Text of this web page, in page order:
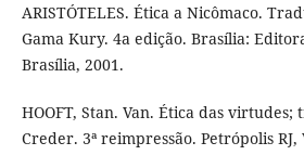
ARISTÓTELES. Ética a Nicômaco.
Gama Kury. 4a edição. Brasília:
Brasília, 2001.
HOOFT, Stan. Van. Ética das virtudes;
Creder. 3ª reimpressão. Petrópolis RJ,